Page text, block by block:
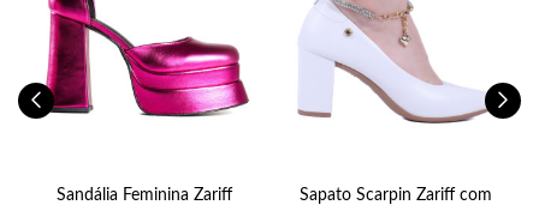
Sandália Feminina Zariff
Sapato Scarpin Zariff com